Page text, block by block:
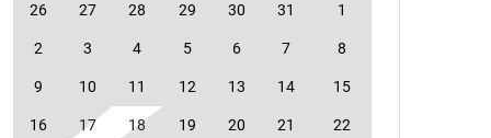
26 27 28 29 30 31 1
2 3 4 5 6 7 8
9 10 11 12 13 14 15
16 17 18 19 20 21 22